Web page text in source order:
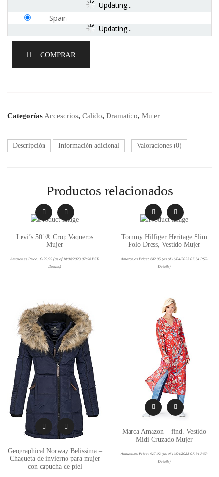
Updating...
Updating...
Spain -
COMPRAR
Categorías Accesorios, Calido, Dramatico, Mujer
Descripción Información adicional Valoraciones (0)
Productos relacionados
Levi’s 501® Crop Vaqueros
Mujer
Amazon.es Price: €109.95 (as of 10/04/2023 07:54 PST-
Details)
Tommy Hilfiger Heritage Slim
Polo Dress, Vestido Mujer
Amazon.es Price: €82.95 (as of 10/04/2023 07:54 PST-
Details)
Geographical Norway Belissima –
Chaqueta de invierno para mujer
con capucha de piel
Marca Amazon – find. Vestido
Midi Cruzado Mujer
Amazon.es Price: €27.02 (as of 10/04/2023 07:54 PST-
Details)